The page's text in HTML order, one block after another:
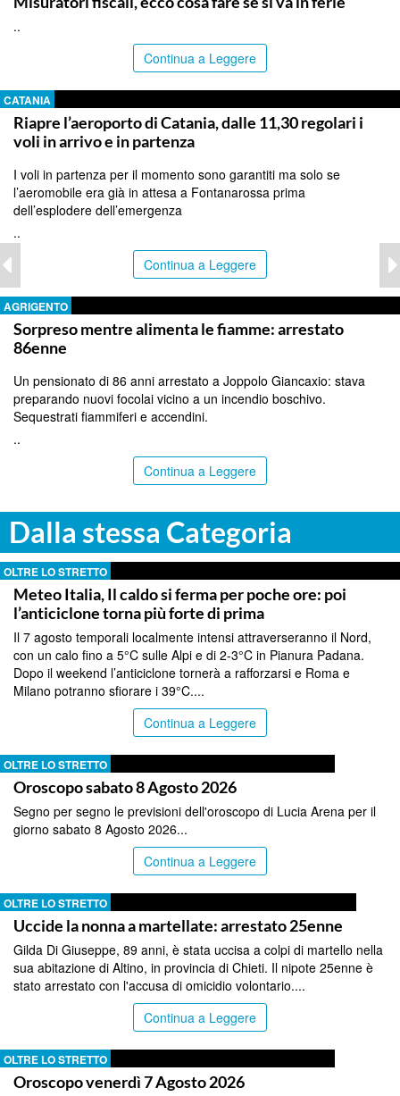
..
Continua a Leggere
CATANIA
Riapre l’aeroporto di Catania, dalle 11,30 regolari i
voli in arrivo e in partenza
I voli in partenza per il momento sono garantiti ma solo se
l’aeromobile era già in attesa a Fontanarossa prima
dell’esplodere dell’emergenza
..
Continua a Leggere
AGRIGENTO
Sorpreso mentre alimenta le fiamme: arrestato
86enne
Un pensionato di 86 anni arrestato a Joppolo Giancaxio: stava
preparando nuovi focolai vicino a un incendio boschivo.
Sequestrati fiammiferi e accendini.
..
Continua a Leggere
Dalla stessa Categoria
OLTRE LO STRETTO
Meteo Italia, Il caldo si ferma per poche ore: poi
l’anticiclone torna più forte di prima
Il 7 agosto temporali localmente intensi attraverseranno il Nord,
con un calo fino a 5°C sulle Alpi e di 2-3°C in Pianura Padana.
Dopo il weekend l’anticiclone tornerà a rafforzarsi e Roma e
Milano potranno sfiorare i 39°C....
Continua a Leggere
OLTRE LO STRETTO
Oroscopo sabato 8 Agosto 2026
Segno per segno le previsioni dell'oroscopo di Lucia Arena per il
giorno sabato 8 Agosto 2026...
Continua a Leggere
OLTRE LO STRETTO
Uccide la nonna a martellate: arrestato 25enne
Gilda Di Giuseppe, 89 anni, è stata uccisa a colpi di martello nella
sua abitazione di Altino, in provincia di Chieti. Il nipote 25enne è
stato arrestato con l'accusa di omicidio volontario....
Continua a Leggere
OLTRE LO STRETTO
Oroscopo venerdì 7 Agosto 2026